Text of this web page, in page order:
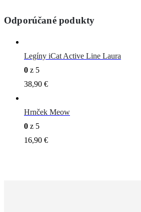
Odporúčané podukty
Legíny iCat Active Line Laura
0 z 5
38,90 €
Hrnček Meow
0 z 5
16,90 €